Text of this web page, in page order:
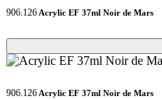
906.126 Acrylic EF 37ml Noir de Mars
Loading...
Loading...
906.126 Acrylic EF 37ml Noir de Mars